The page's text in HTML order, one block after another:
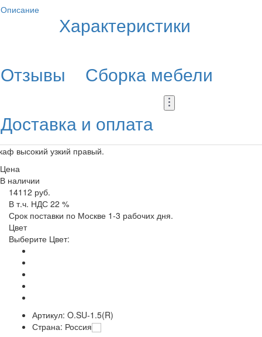
Описание
Характеристики
Отзывы
Сборка мебели
Доставка и оплата
высокий узкий правый.
Цена
В наличии
14112 руб.
В т.ч. НДС 22 %
Срок поставки по Москве 1-3 рабочих дня.
Цвет
Выберите Цвет:
Артикул: O.SU-1.5(R)
Страна: Россия